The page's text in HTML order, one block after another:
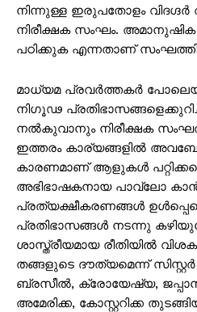
നിന്നുള്ള ഇരുപതോളം
നിരീക്ഷക സംഘം.
പഠിക്കുക എന്നതാണ്
മാധ്യമ പ്രവര്‍ത്തകര്‍
നിഗൂഢ
നല്‍കുവാനും നിരീക്ഷക
ഇത്തരം കാര്യങ്ങളില്‍
കാരണമാണ് ആളുകള്‍
അഭിഭാഷകനായ പാവ്ലോ
പ്രത്യക്ഷീകരണങ്ങള്‍
പ്രതിഭാസങ്ങള്‍ നടന്നു
ശാസ്ത്രീയമായ രീതിയില്‍
തങ്ങളുടെ ദൗത്യമെന്ന്‍
ബ്രസീല്‍, ക്രോയേഷ്യ,
അമേരിക്ക, കോസ്റ്ററിക്ക